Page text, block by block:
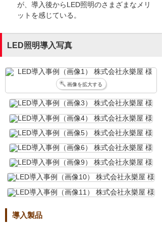
が、導入後からLED照明のさまざまなメリ
ットを感じている。
LED照明導入写真
画像を拡大する
導入製品